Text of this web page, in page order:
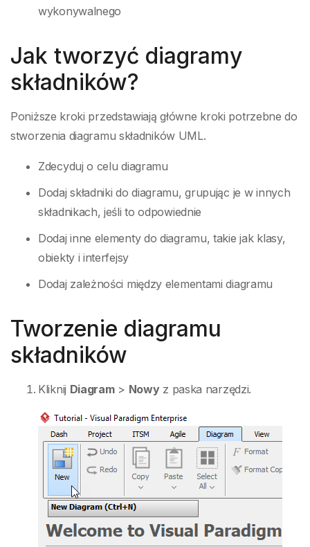
wykonywalnego
Jak tworzyć diagramy
składników?
Poniższe kroki przedstawiają główne kroki potrzebne do
stworzenia diagramu składników UML.
Zdecyduj o celu diagramu
Dodaj składniki do diagramu, grupując je w innych
składnikach, jeśli to odpowiednie
Dodaj inne elementy do diagramu, takie jak klasy,
obiekty i interfejsy
Dodaj zależności między elementami diagramu
Tworzenie diagramu
składników
Kliknij Diagram> Nowyz paska narzędzi.